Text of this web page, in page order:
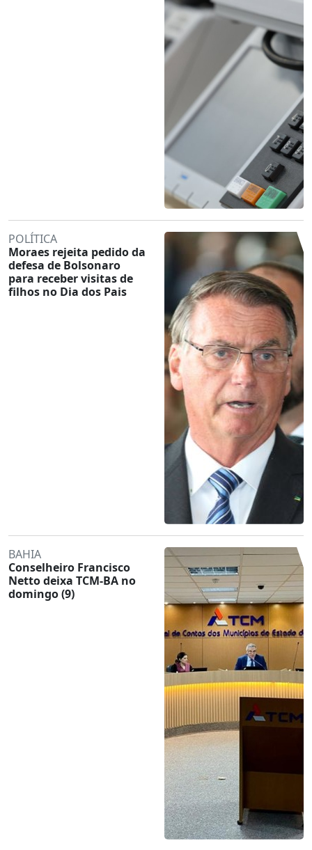
POLÍTICA
Moraes rejeita pedido da
defesa de Bolsonaro
para receber visitas de
filhos no Dia dos Pais
BAHIA
Conselheiro Francisco
Netto deixa TCM-BA no
domingo (9)